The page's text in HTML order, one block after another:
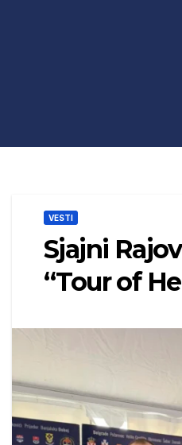
VESTI
Sjajni
“Tour of